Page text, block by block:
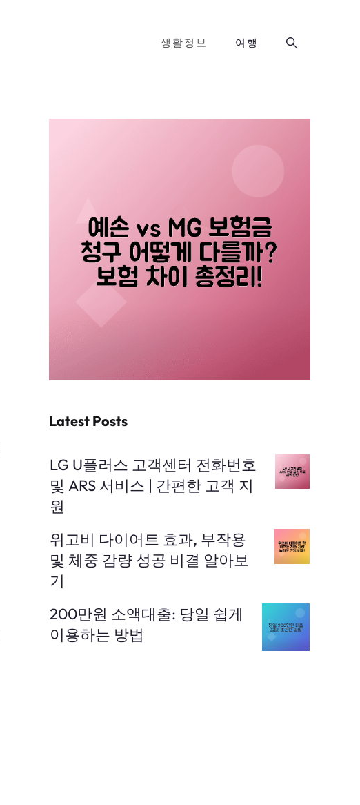
생활정보 여행
Latest Posts
LG U플러스 고객센터 전화번호
및 ARS 서비스 | 간편한 고객 지
원
위고비 다이어트 효과, 부작용
및 체중 감량 성공 비결 알아보
기
200만원 소액대출: 당일 쉽게
이용하는 방법